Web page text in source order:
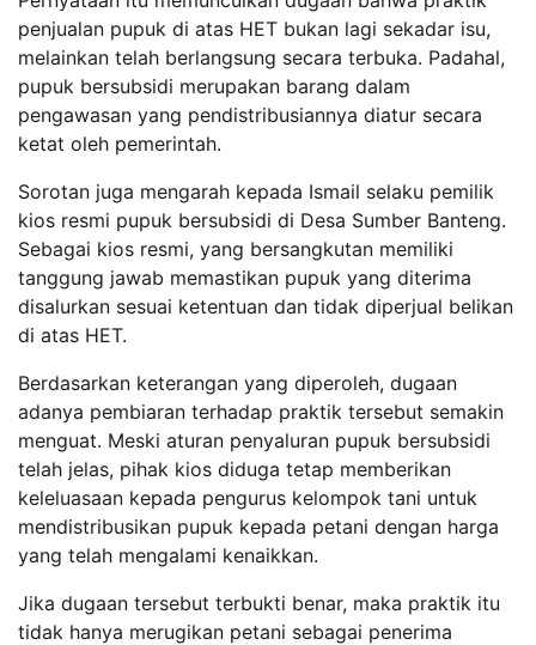
penjualan pupuk di atas HET bukan lagi sekadar isu,
melainkan telah berlangsung secara terbuka. Padahal,
pupuk bersubsidi merupakan barang dalam
pengawasan yang pendistribusiannya diatur secara
ketat oleh pemerintah.
Sorotan juga mengarah kepada Ismail selaku pemilik
kios resmi pupuk bersubsidi di Desa Sumber Banteng.
Sebagai kios resmi, yang bersangkutan memiliki
tanggung jawab memastikan pupuk yang diterima
disalurkan sesuai ketentuan dan tidak diperjual belikan
di atas HET.
Berdasarkan keterangan yang diperoleh, dugaan
adanya pembiaran terhadap praktik tersebut semakin
menguat. Meski aturan penyaluran pupuk bersubsidi
telah jelas, pihak kios diduga tetap memberikan
keleluasaan kepada pengurus kelompok tani untuk
mendistribusikan pupuk kepada petani dengan harga
yang telah mengalami kenaikkan.
Jika dugaan tersebut terbukti benar, maka praktik itu
tidak hanya merugikan petani sebagai penerima